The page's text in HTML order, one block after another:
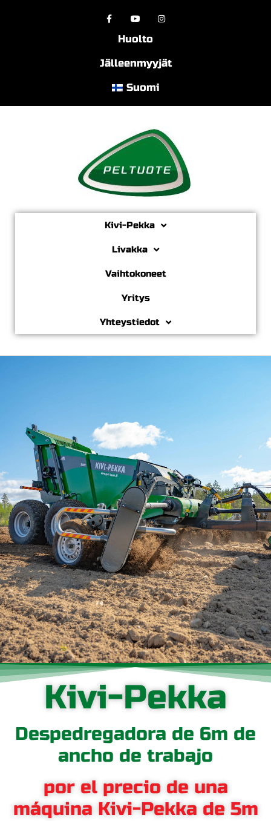
Huolto
Jälleenmyyjät
Suomi
Kivi-Pekka
Livakka
Vaihtokoneet
Yritys
Yhteystiedot
Kivi-Pekka
Despedregadora de 6m de
ancho de trabajo
por el precio de una
máquina Kivi-Pekka de 5m